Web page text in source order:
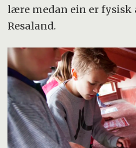
lære medan ein er fysisk
Resaland.